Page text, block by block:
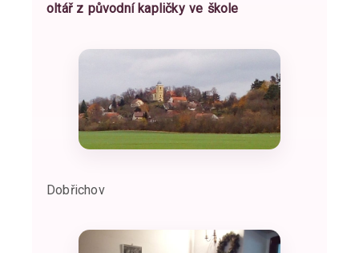
oltář z původní kapličky ve škole
Dobřichov